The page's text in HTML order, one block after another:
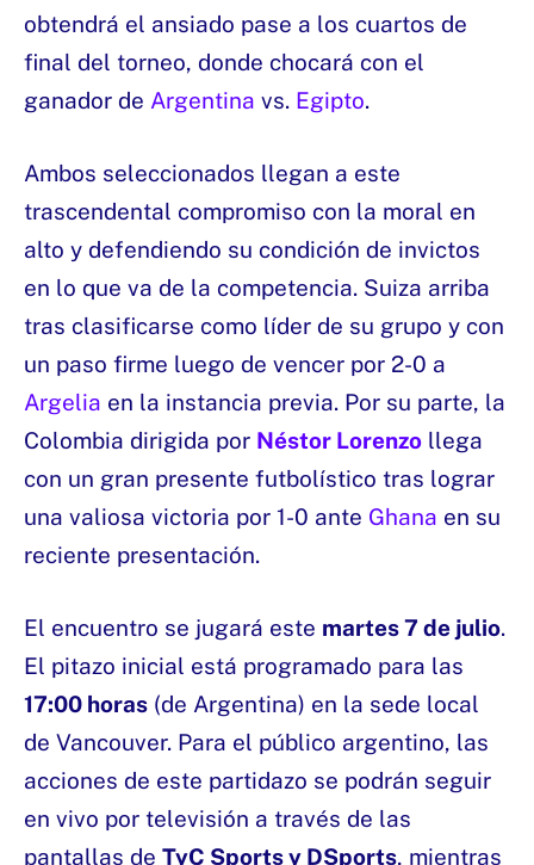
obtendrá el ansiado pase a los cuartos de
final del torneo, donde chocará con el
ganador de Argentina vs. Egipto.
Ambos seleccionados llegan a este
trascendental compromiso con la moral en
alto y defendiendo su condición de invictos
en lo que va de la competencia. Suiza arriba
tras clasificarse como líder de su grupo y con
un paso firme luego de vencer por 2-0 a
Argelia en la instancia previa. Por su parte, la
Colombia dirigida por Néstor Lorenzo llega
con un gran presente futbolístico tras lograr
una valiosa victoria por 1-0 ante Ghana en su
reciente presentación.
El encuentro se jugará este martes 7 de julio.
El pitazo inicial está programado para las
17:00 horas (de Argentina) en la sede local
de Vancouver. Para el público argentino, las
acciones de este partidazo se podrán seguir
en vivo por televisión a través de las
pantallas de TyC Sports y DSports, mientras